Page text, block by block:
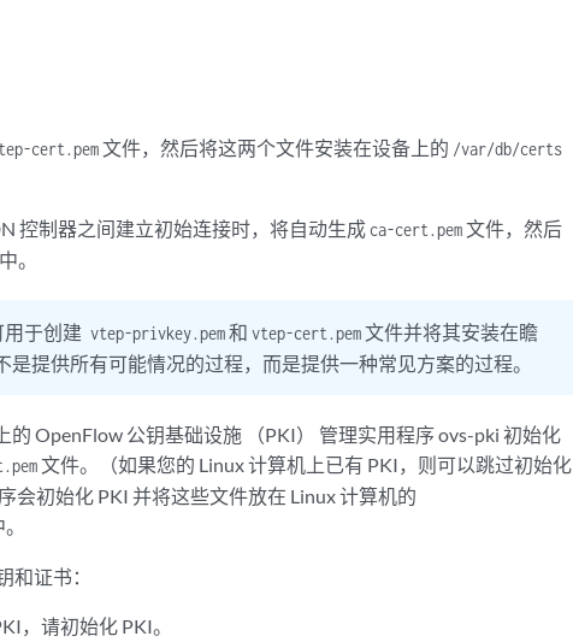
cert.pem文件，然后将这两个文件安装在设备上的 /var/db/certs
控制器之间建立初始连接时，将自动生成 ca-cert.pem文件，然后
。
于创建 vtep-privkey.pem和 vtep-cert.pem文件并将其安装在瞻
提供所有可能情况的过程，而是提供一种常见方案的过程。
OpenFlow 公钥基础设施 （PKI） 管理实用程序 ovs-pki 初始化
文件。（如果您的 Linux 计算机上已有 PKI，则可以跳过初始化
会初始化 PKI 并将这些文件放在 Linux 计算机的
和证书：
，请初始化 PKI。